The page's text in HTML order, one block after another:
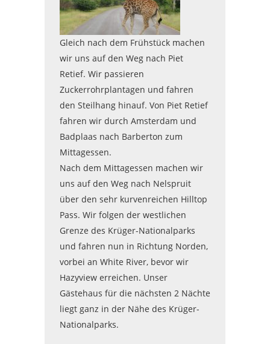
Gleich nach dem Frühstück machen
wir uns auf den Weg nach Piet
Retief. Wir passieren
Zuckerrohrplantagen und fahren
den Steilhang hinauf. Von Piet Retief
fahren wir durch Amsterdam und
Badplaas nach Barberton zum
Mittagessen.
Nach dem Mittagessen machen wir
uns auf den Weg nach Nelspruit
über den sehr kurvenreichen Hilltop
Pass. Wir folgen der westlichen
Grenze des Krüger-Nationalparks
und fahren nun in Richtung Norden,
vorbei an White River, bevor wir
Hazyview erreichen. Unser
Gästehaus für die nächsten 2 Nächte
liegt ganz in der Nähe des Krüger-
Nationalparks.